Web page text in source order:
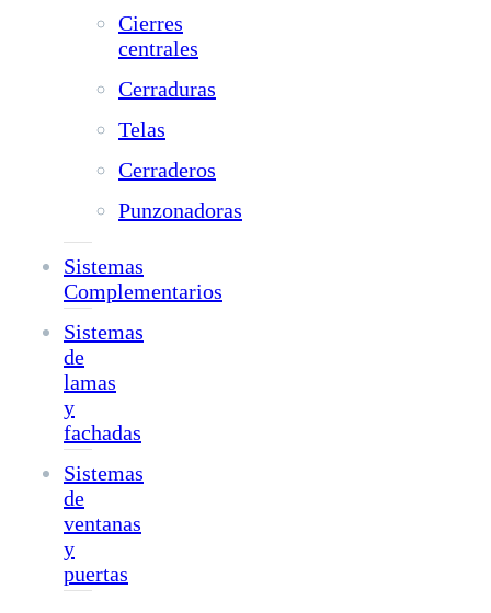
Cierres
centrales
Cerraduras
Telas
Cerraderos
Punzonadoras
Sistemas
Complementarios
Sistemas
de
lamas
y
fachadas
Sistemas
de
ventanas
y
puertas